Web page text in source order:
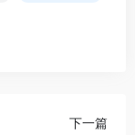
下一篇